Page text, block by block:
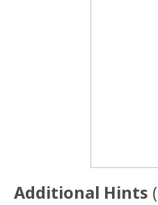
Additional Hints (